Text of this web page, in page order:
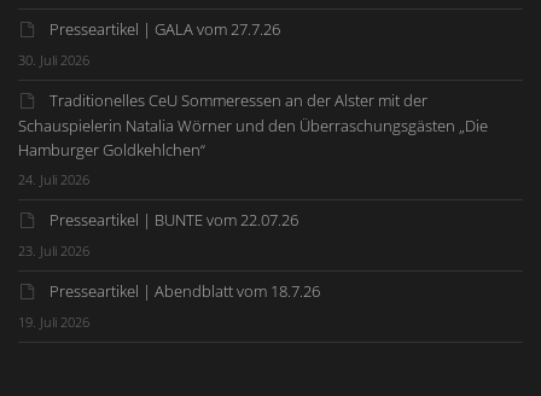
Presseartikel | GALA vom 27.7.26
30. Juli 2026
Traditionelles CeU Sommeressen an der Alster mit der
Schauspielerin Natalia Wörner und den Überraschungsgästen „Die
Hamburger Goldkehlchen“
24. Juli 2026
Presseartikel | BUNTE vom 22.07.26
23. Juli 2026
Presseartikel | Abendblatt vom 18.7.26
19. Juli 2026